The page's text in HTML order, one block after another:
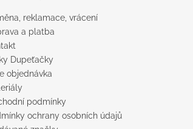
reklamace, vrácení
a platba
Dupeťačky
objednávka
podmínky
ochrany osobních údajů